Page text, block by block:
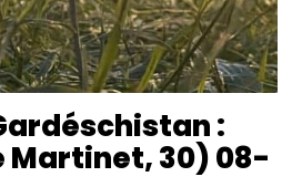
:
Martinet, 30) 08-